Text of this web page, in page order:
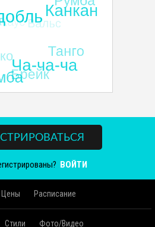
ВОЙТИ
Цены Расписание
Стили Фото/Видео